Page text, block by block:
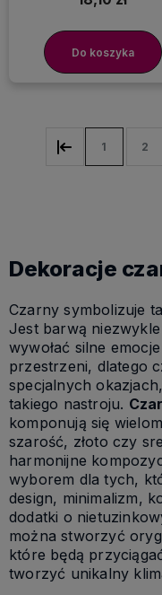
Do koszyka
1 2
Dekoracje
Czarny symbolizuje
Jest barwą
wywołać silne
przestrzeni, dlatego
specjalnych
takiego nastroju.
komponują się
szarość, złoto czy
harmonijne
wyborem dla tych,
design, minimalizm,
dodatki o
można stworzyć
które będą
tworzyć unikalny